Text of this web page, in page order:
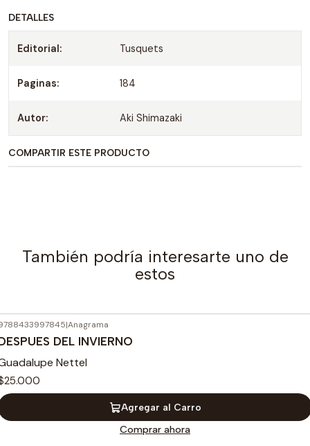
DETALLES
Editorial: Tusquets
Paginas: 184
Autor: Aki Shimazaki
COMPARTIR ESTE PRODUCTO
También podría interesarte uno de
estos
|Anagrama
DEL INVIERNO
Nettel
Agregar al Carro
Comprar ahora